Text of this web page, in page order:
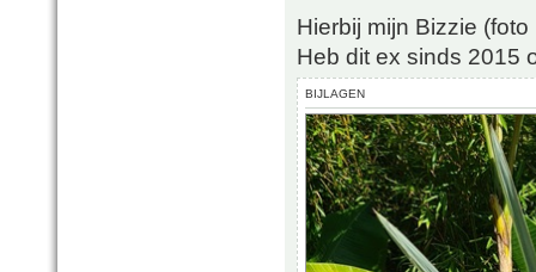
Hierbij mijn Bizzie
Heb dit ex sinds 2015
BIJLAGEN